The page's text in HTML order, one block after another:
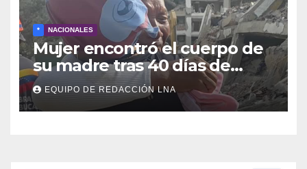
* NACIONALES
Mujer encontró el cuerpo de
su madre tras 40 días de
búsqueda en Tanaguarena
EQUIPO DE REDACCIÓN LNA